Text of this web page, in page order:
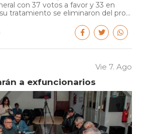
con 37 votos a favor y 33 en
tratamiento se eliminaron del pro...
Vie 7. Ago
a exfuncionarios